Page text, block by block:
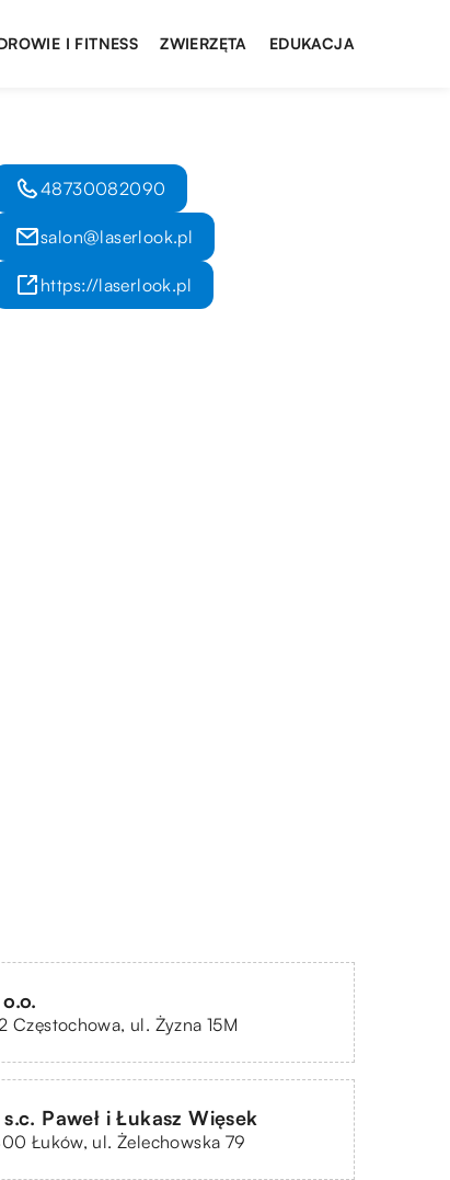
I FITNESS ZWIERZĘTA EDUKACJA
48730082090
salon@laserlook.pl
https://laserlook.pl
Częstochowa, ul. Żyzna 15M
Paweł i Łukasz Więsek
Łuków, ul. Żelechowska 79